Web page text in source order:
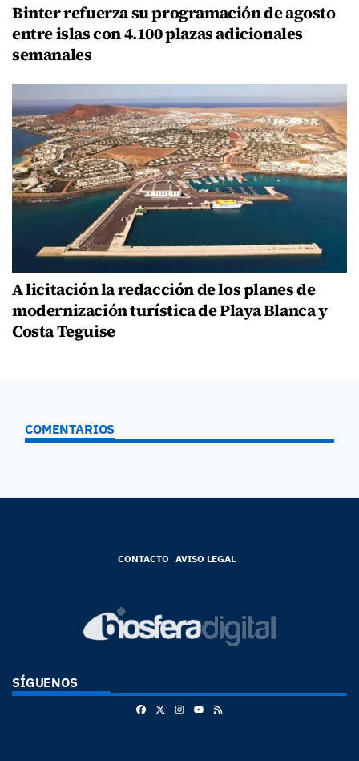
Binter refuerza su programación de agosto
entre islas con 4.100 plazas adicionales
semanales
A licitación la redacción de los planes de
modernización turística de Playa Blanca y
Costa Teguise
COMENTARIOS
CONTACTO AVISO LEGAL
SÍGUENOS
FacebookInstagram